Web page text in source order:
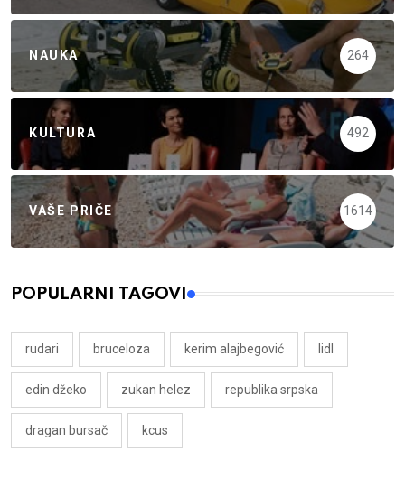
NAUKA 264
KULTURA 492
VAŠE PRIČE 1614
POPULARNI TAGOVI
rudari bruceloza kerim alajbegović lidl
edin džeko zukan helez republika srpska
dragan bursač kcus